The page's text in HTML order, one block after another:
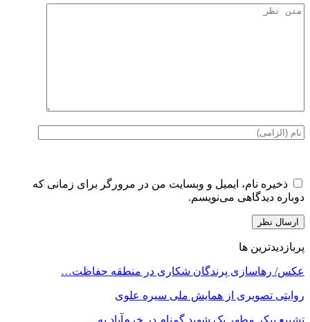
ذخیره نام، ایمیل و وبسایت من در مرورگر برای زمانی که
دوباره دیدگاهی می‌نویسم.
پربازدیدترین ها
عکس/ رهاسازی پرندگان شکاری در منطقه حفاظت…
روایتی تصویری از همایش ملی سیره علوی
تشییع پیکر مطهر یک شهید گمنام در خرم‌آباد به…